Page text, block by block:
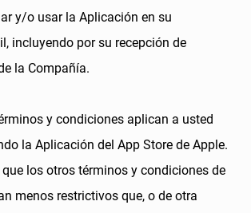
y/o usar la Aplicación en su
incluyendo por su recepción de
la Compañía.
y condiciones aplican a usted
la Aplicación del App Store de Apple.
los otros términos y condiciones de
menos restrictivos que, o de otra